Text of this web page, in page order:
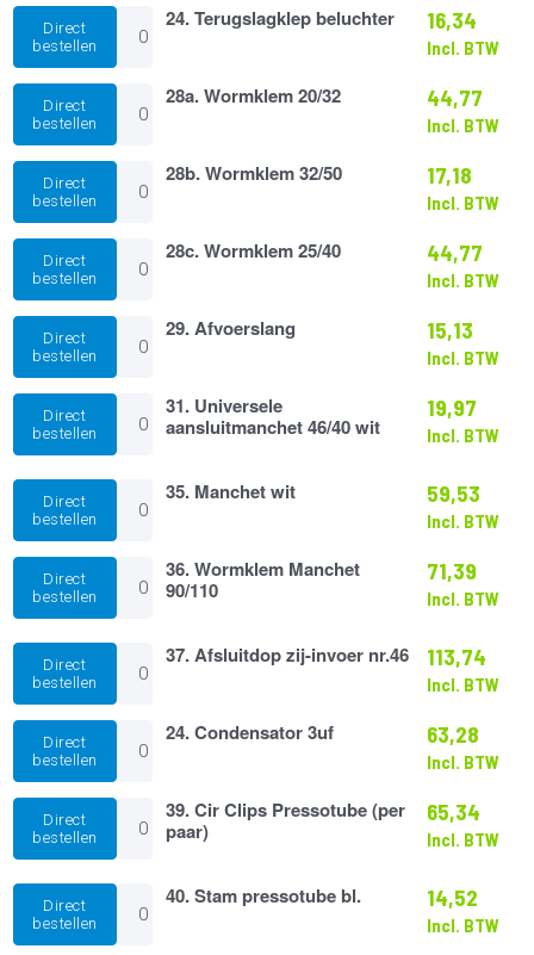
aantal
Direct
bestellen
24.
Terugslagklep
beluchter
aantal
24. Terugslagklep beluchter 16,34
Incl. BTW
Direct
bestellen
28a.
Wormklem
20/32
aantal
28a. Wormklem 20/32 44,77
Incl. BTW
Direct
bestellen
28b.
Wormklem
32/50
aantal
28b. Wormklem 32/50 17,18
Incl. BTW
Direct
bestellen
28c.
Wormklem
25/40
aantal
28c. Wormklem 25/40 44,77
Incl. BTW
Direct
bestellen
29.
Afvoerslang
aantal
29. Afvoerslang 15,13
Incl. BTW
Direct
bestellen
31.
Universele
aansluitmanchet
wit
aantal
31. Universele
aansluitmanchet 46/40 wit
19,97
Incl. BTW
Direct
bestellen
35.
Manchet
wit
aantal
35. Manchet wit 59,53
Incl. BTW
Direct
bestellen
36.
Wormklem
Manchet
aantal
36. Wormklem Manchet
90/110
71,39
Incl. BTW
Direct
bestellen
37.
Afsluitdop
zij-
invoer
nr.46
aantal
37. Afsluitdop zij-invoer nr.46 113,74
Incl. BTW
Direct
bestellen
24.
Condensator
3uf
aantal
24. Condensator 3uf 63,28
Incl. BTW
Direct
bestellen
39.
Cir
Clips
(per
paar)
aantal
39. Cir Clips Pressotube (per
paar)
65,34
Incl. BTW
Direct
bestellen
40.
Stam
pressotube
40. Stam pressotube bl. 14,52
Incl. BTW